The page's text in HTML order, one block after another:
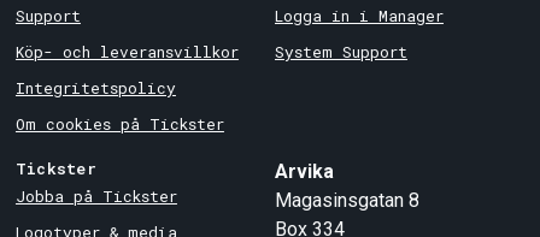
Support
Köp- och leveransvillkor
Integritetspolicy
Om cookies på Tickster
Logga in i Manager
System Support
Tickster
Jobba på Tickster
Logotyper & media
Arvika
Magasinsgatan 8
Box 334